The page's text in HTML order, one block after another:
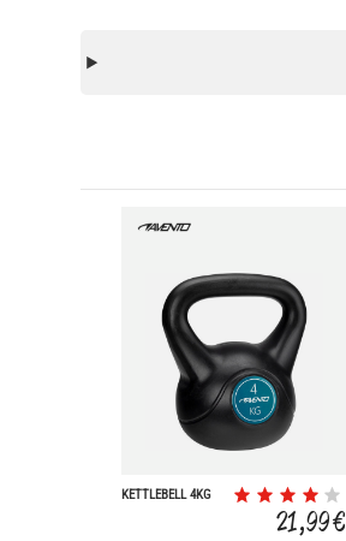
KETTLEBELL 4KG
21,99 €